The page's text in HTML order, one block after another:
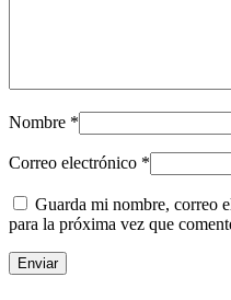
Nombre *
Correo electrónico *
Guarda mi nombre, correo
para la próxima vez que